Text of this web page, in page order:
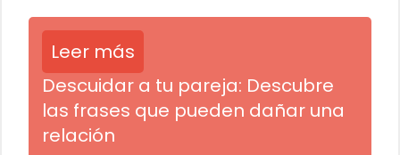
Leer más
Descuidar a tu pareja: Descubre
las frases que pueden dañar una
relación